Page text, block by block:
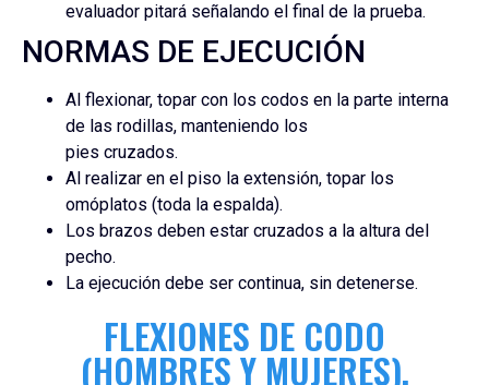
evaluador pitará señalando el final de la prueba.
NORMAS DE EJECUCIÓN
Al flexionar, topar con los codos en la parte interna
de las rodillas, manteniendo los
pies cruzados.
Al realizar en el piso la extensión, topar los
omóplatos (toda la espalda).
Los brazos deben estar cruzados a la altura del
pecho.
La ejecución debe ser continua, sin detenerse.
FLEXIONES DE CODO
(HOMBRES Y MUJERES).